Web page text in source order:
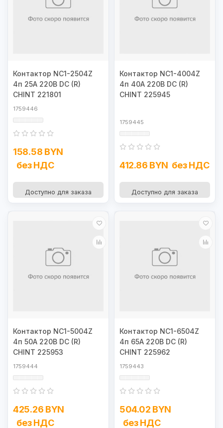
Контактор NC1-2504Z
4п 25А 220В DC (R)
CHINT 221801
1759446
158.58 BYN
без НДС
Доступно для заказа
Контактор NC1-4004Z
4п 40А 220В DC (R)
CHINT 225945
1759445
412.86 BYN без НДС
Доступно для заказа
Контактор NC1-5004Z
4п 50А 220В DC (R)
CHINT 225953
1759444
425.26 BYN
без НДС
Контактор NC1-6504Z
4п 65А 220В DC (R)
CHINT 225962
1759443
504.02 BYN
без НДС